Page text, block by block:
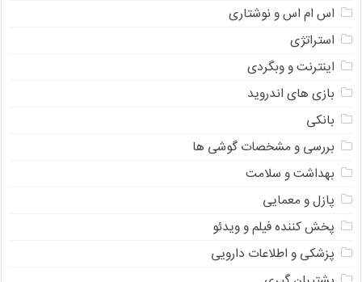
اس ام اس و نوشتاری
استراتژی
اینترنت و وبگردی
بازی های اندروید
بانکی
بررسی و مشخصات گوشی ها
بهداشت و سلامت
پازل و معمایی
پخش کننده فیلم و ویدئو
پزشکی و اطلاعات دارویی